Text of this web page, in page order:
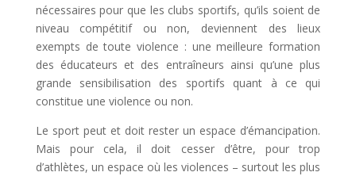
nécessaires pour que les clubs sportifs, qu’ils soient de
niveau compétitif ou non, deviennent des lieux
exempts de toute violence : une meilleure formation
des éducateurs et des entraîneurs ainsi qu’une plus
grande sensibilisation des sportifs quant à ce qui
constitue une violence ou non.
Le sport peut et doit rester un espace d’émancipation.
Mais pour cela, il doit cesser d’être, pour trop
d’athlètes, un espace où les violences – surtout les plus